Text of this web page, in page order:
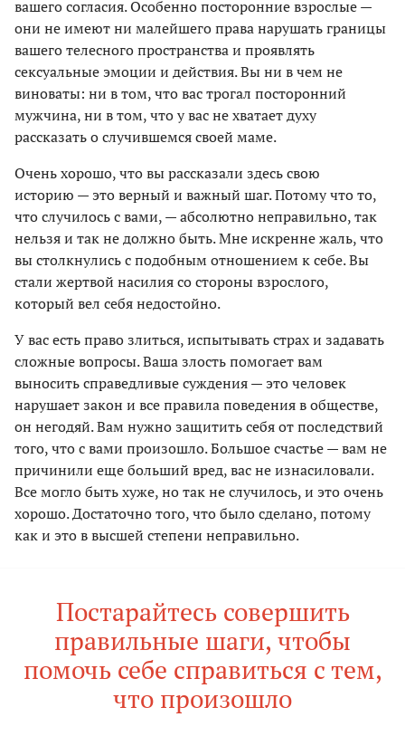
вашего согласия. Особенно посторонние взрослые —
они не имеют ни малейшего права нарушать границы
вашего телесного пространства и проявлять
сексуальные эмоции и действия. Вы ни в чем не
виноваты: ни в том, что вас трогал посторонний
мужчина, ни в том, что у вас не хватает духу
рассказать о случившемся своей маме.
Очень хорошо, что вы рассказали здесь свою
историю — это верный и важный шаг. Потому что то,
что случилось с вами, — абсолютно неправильно, так
нельзя и так не должно быть. Мне искренне жаль, что
вы столкнулись с подобным отношением к себе. Вы
стали жертвой насилия со стороны взрослого,
который вел себя недостойно.
У вас есть право злиться, испытывать страх и задавать
сложные вопросы. Ваша злость помогает вам
выносить справедливые суждения — это человек
нарушает закон и все правила поведения в обществе,
он негодяй. Вам нужно защитить себя от последствий
того, что с вами произошло. Большое счастье — вам не
причинили еще больший вред, вас не изнасиловали.
Все могло быть хуже, но так не случилось, и это очень
хорошо. Достаточно того, что было сделано, потому
как и это в высшей степени неправильно.
Постарайтесь совершить
правильные шаги, чтобы
помочь себе справиться с тем,
что произошло